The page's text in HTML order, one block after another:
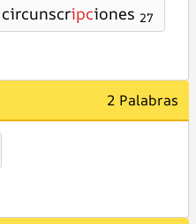
circunscripciones 27
2 Palabras